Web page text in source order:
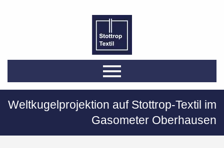
Weltkugelprojektion auf Stottrop-Textil im
Gasometer Oberhausen